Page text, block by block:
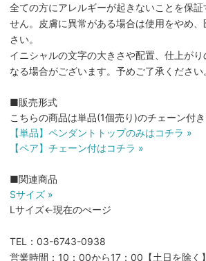
全ての方にアレルギーが起きないことを保証
せん。皮膚に異常がある場合は使用をやめ
さい。
イニシャルの文字の大きさや配置、仕上が
なる場合がございます。予めご了承ください
■販売形式
こちらの商品は単品(1個売り)のチェーン付き
【単品】ペンダントトップのみはコチラ »
【ペア】チェーン付はコチラ »
■関連商品
Sサイズ »
Lサイズ←現在のぺージ
TEL：03-6743-0938
営業時間：10：00から17：00【土日を除く】